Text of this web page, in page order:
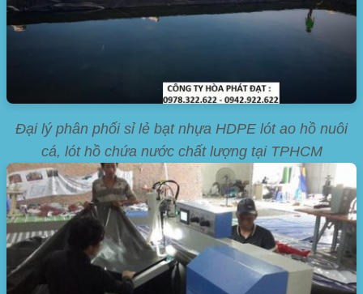
Đại lý phân phối sỉ lẻ bạt nhựa HDPE lót ao hồ nuôi
cá, lót hồ chứa nước chất lượng tại TPHCM